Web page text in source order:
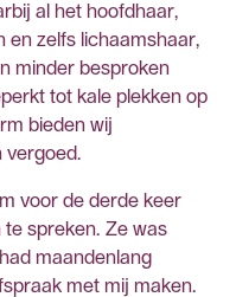
al het hoofdhaar,
en zelfs lichaamshaar,
minder besproken
tot kale plekken op
bieden wij
vergoed.
voor de derde keer
spreken. Ze was
maandenlang
met mij maken.